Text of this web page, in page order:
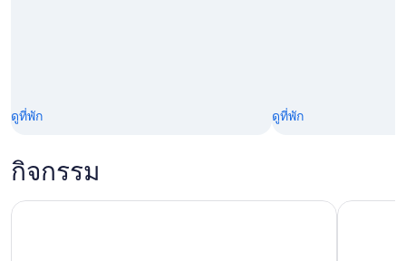
ดูที่พัก ดูที่พัก
กิจกรรม
ซาลู: ทัวร์นําชมหมู่บ้านยุคกลาง Siurana พร้อมบริการไปรับที่โร
สวนสนุก